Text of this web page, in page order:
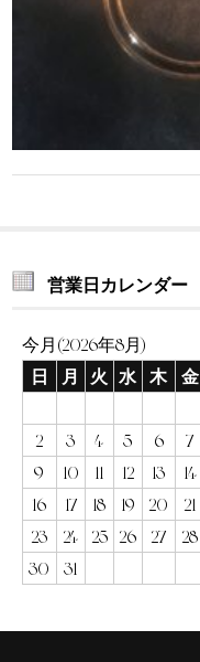
営業日カレンダー
今月(2026年8月)
日
月 火 水 木 金
2
3 4 5 6 7
9
10 11 12 13 14
16
17 18 19 20 21
23
24 25 26 27 28
30
31